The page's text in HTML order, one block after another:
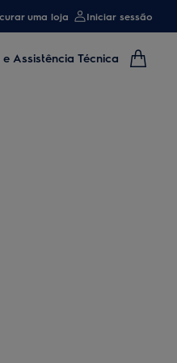
uma loja Iniciar sessão
Assistência Técnica